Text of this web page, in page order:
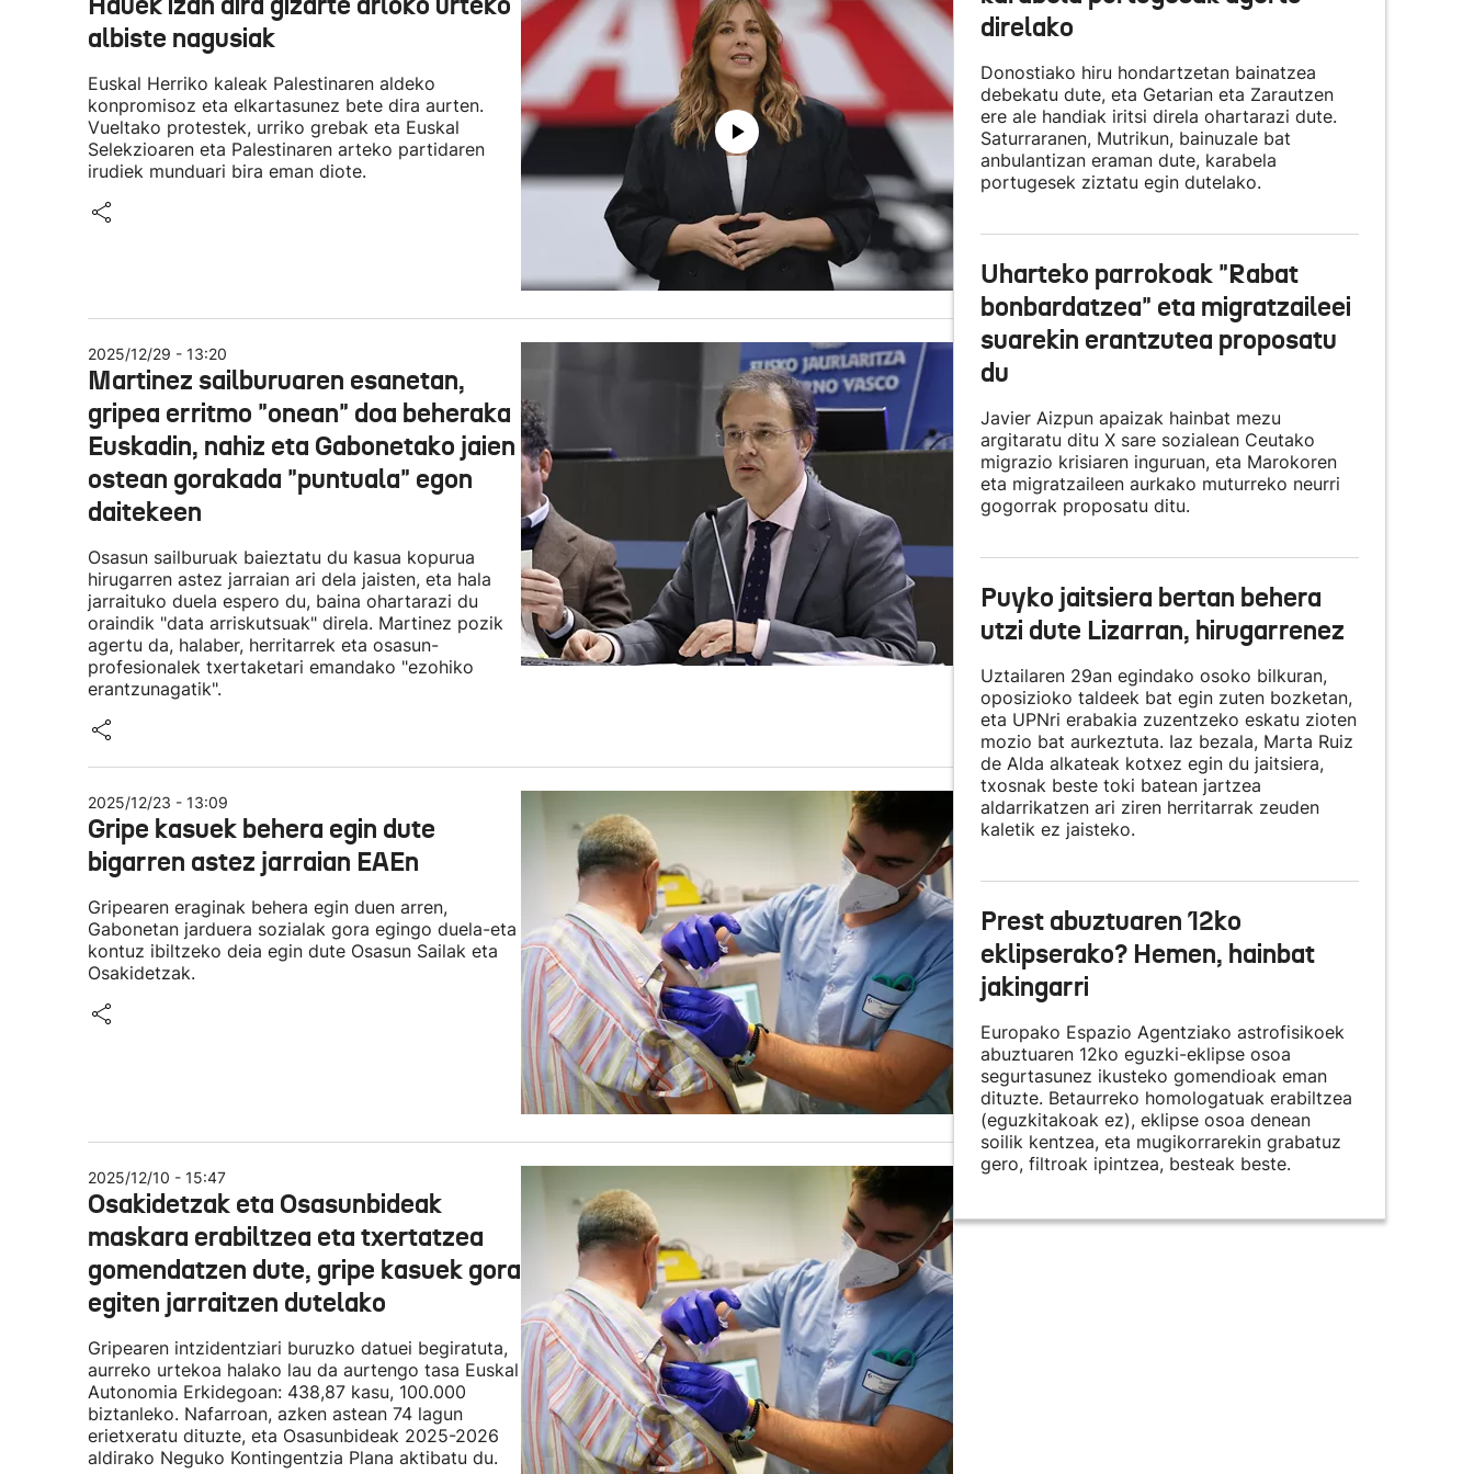
albiste nagusiak
Euskal Herriko kaleak Palestinaren aldeko
konpromisoz eta elkartasunez bete dira aurten.
Vueltako protestek, urriko grebak eta Euskal
Selekzioaren eta Palestinaren arteko partidaren
irudiek munduari bira eman diote.
2025/12/29 - 13:20
Martinez sailburuaren esanetan,
gripea erritmo "onean" doa beheraka
Euskadin, nahiz eta Gabonetako jaien
ostean gorakada "puntuala" egon
daitekeen
Osasun sailburuak baieztatu du kasua kopurua
hirugarren astez jarraian ari dela jaisten, eta hala
jarraituko duela espero du, baina ohartarazi du
oraindik "data arriskutsuak" direla. Martinez pozik
agertu da, halaber, herritarrek eta osasun-
profesionalek txertaketari emandako "ezohiko
erantzunagatik".
2025/12/23 - 13:09
Gripe kasuek behera egin dute
bigarren astez jarraian EAEn
Gripearen eraginak behera egin duen arren,
Gabonetan jarduera sozialak gora egingo duela-eta
kontuz ibiltzeko deia egin dute Osasun Sailak eta
Osakidetzak.
2025/12/10 - 15:47
Osakidetzak eta Osasunbideak
maskara erabiltzea eta txertatzea
gomendatzen dute, gripe kasuek gora
egiten jarraitzen dutelako
Gripearen intzidentziari buruzko datuei begiratuta,
aurreko urtekoa halako lau da aurtengo tasa Euskal
Autonomia Erkidegoan: 438,87 kasu, 100.000
biztanleko. Nafarroan, azken astean 74 lagun
erietxeratu dituzte, eta Osasunbideak 2025-2026
aldirako Neguko Kontingentzia Plana aktibatu du.
direlako
Donostiako hiru hondartzetan bainatzea
debekatu dute, eta Getarian eta Zarautzen
ere ale handiak iritsi direla ohartarazi dute.
Saturraranen, Mutrikun, bainuzale bat
anbulantizan eraman dute, karabela
portugesek ziztatu egin dutelako.
Uharteko parrokoak "Rabat
bonbardatzea" eta migratzaileei
suarekin erantzutea proposatu
du
Javier Aizpun apaizak hainbat mezu
argitaratu ditu X sare sozialean Ceutako
migrazio krisiaren inguruan, eta Marokoren
eta migratzaileen aurkako muturreko neurri
gogorrak proposatu ditu.
Puyko jaitsiera bertan behera
utzi dute Lizarran, hirugarrenez
Uztailaren 29an egindako osoko bilkuran,
oposizioko taldeek bat egin zuten bozketan,
eta UPNri erabakia zuzentzeko eskatu zioten
mozio bat aurkeztuta. Iaz bezala, Marta Ruiz
de Alda alkateak kotxez egin du jaitsiera,
txosnak beste toki batean jartzea
aldarrikatzen ari ziren herritarrak zeuden
kaletik ez jaisteko.
Prest abuztuaren 12ko
eklipserako? Hemen, hainbat
jakingarri
Europako Espazio Agentziako astrofisikoek
abuztuaren 12ko eguzki-eklipse osoa
segurtasunez ikusteko gomendioak eman
dituzte. Betaurreko homologatuak erabiltzea
(eguzkitakoak ez), eklipse osoa denean
soilik kentzea, eta mugikorrarekin grabatuz
gero, filtroak ipintzea, besteak beste.